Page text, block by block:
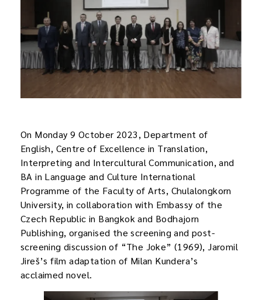
On Monday 9 October 2023, Department of
English, Centre of Excellence in Translation,
Interpreting and Intercultural Communication, and
BA in Language and Culture International
Programme of the Faculty of Arts, Chulalongkorn
University, in collaboration with Embassy of the
Czech Republic in Bangkok and Bodhajorn
Publishing, organised the screening and post-
screening discussion of “The Joke” (1969), Jaromil
Jireš’s film adaptation of Milan Kundera’s
acclaimed novel.